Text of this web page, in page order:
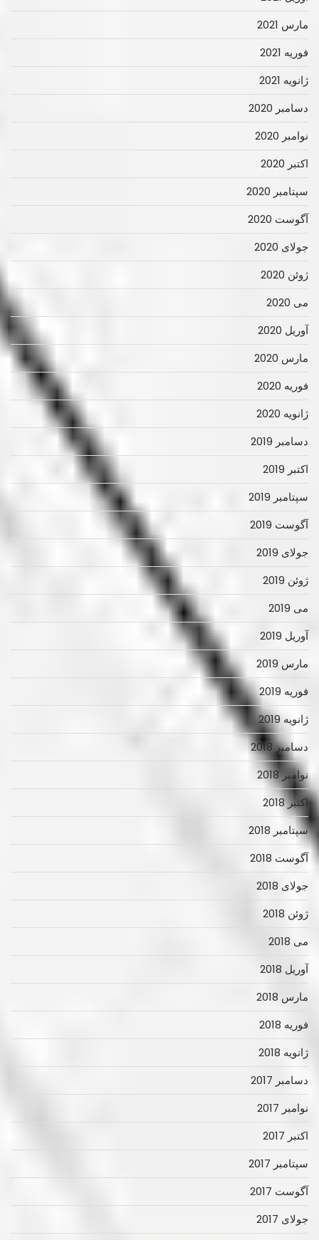
مارس 2021
فوریه 2021
ژانویه 2021
دسامبر 2020
نوامبر 2020
اکتبر 2020
سپتامبر 2020
آگوست 2020
جولای 2020
ژوئن 2020
می 2020
آوریل 2020
مارس 2020
فوریه 2020
ژانویه 2020
دسامبر 2019
اکتبر 2019
سپتامبر 2019
آگوست 2019
جولای 2019
ژوئن 2019
می 2019
آوریل 2019
مارس 2019
فوریه 2019
ژانویه 2019
دسامبر 2018
نوامبر 2018
اکتبر 2018
سپتامبر 2018
آگوست 2018
جولای 2018
ژوئن 2018
می 2018
آوریل 2018
مارس 2018
فوریه 2018
ژانویه 2018
دسامبر 2017
نوامبر 2017
اکتبر 2017
سپتامبر 2017
آگوست 2017
جولای 2017